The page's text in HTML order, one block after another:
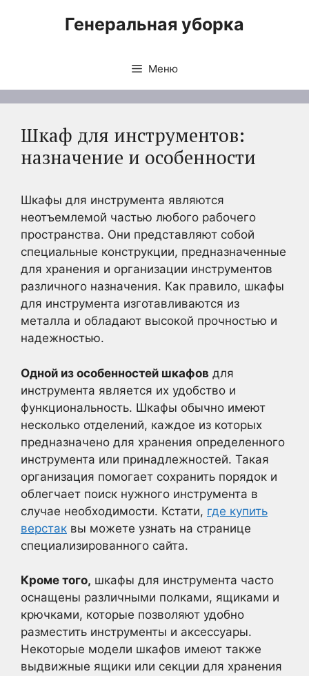
Генеральная уборка
Меню
Шкаф для инструментов:
назначение и особенности
Шкафы для инструмента являются
неотъемлемой частью любого рабочего
пространства. Они представляют собой
специальные конструкции, предназначенные
для хранения и организации инструментов
различного назначения. Как правило, шкафы
для инструмента изготавливаются из
металла и обладают высокой прочностью и
надежностью.
Одной из особенностей шкафов для
инструмента является их удобство и
функциональность. Шкафы обычно имеют
несколько отделений, каждое из которых
предназначено для хранения определенного
инструмента или принадлежностей. Такая
организация помогает сохранить порядок и
облегчает поиск нужного инструмента в
случае необходимости. Кстати, где купить
верстак вы можете узнать на странице
специализированного сайта.
Кроме того, шкафы для инструмента часто
оснащены различными полками, ящиками и
крючками, которые позволяют удобно
разместить инструменты и аксессуары.
Некоторые модели шкафов имеют также
выдвижные ящики или секции для хранения